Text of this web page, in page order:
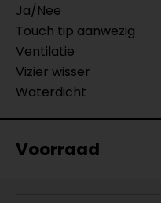
Ja/Nee
Touch tip aanwezig
Ventilatie
Vizier wisser
Waterdicht
Voorraad